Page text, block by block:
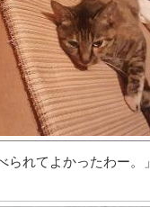
られてよかったわー。